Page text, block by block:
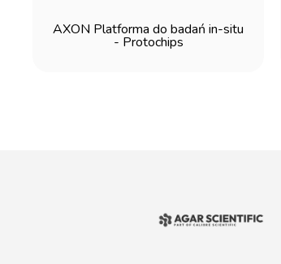
AXON Platforma do badań in-situ
- Protochips